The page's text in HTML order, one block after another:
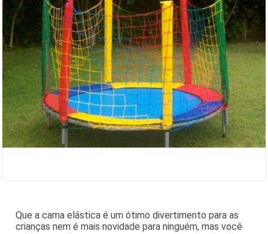
Que a cama elástica é um ótimo divertimento para as
crianças nem é mais novidade para ninguém, mas você